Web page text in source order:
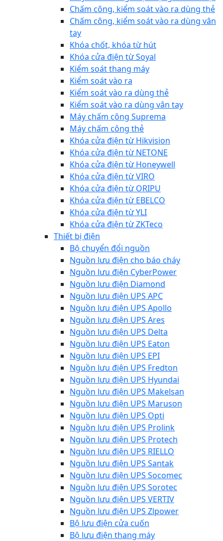
Chấm công, kiểm soát vào ra dùng thẻ
Chấm công, kiểm soát vào ra dùng vân
tay
Khóa chốt, khóa từ hút
Khóa cửa điện từ Soyal
Kiểm soát thang máy
Kiểm soát vào ra
Kiểm soát vào ra dùng thẻ
Kiểm soát vào ra dùng vân tay
Máy chấm công Suprema
Máy chấm công thẻ
Khóa cửa điện từ Hikvision
Khóa cửa điện từ NETONE
Khóa cửa điện từ Honeywell
Khóa cửa điện từ VIRO
Khóa cửa điện từ ORIPU
Khóa cửa điện từ EBELCO
Khóa cửa điện từ YLI
Khóa cửa điện từ ZKTeco
Thiết bị điện
Bộ chuyển đổi nguồn
Nguồn lưu điện cho báo cháy
Nguồn lưu điện CyberPower
Nguồn lưu điện Diamond
Nguồn lưu điện UPS APC
Nguồn lưu điện UPS Apollo
Nguồn lưu điện UPS Ares
Nguồn lưu điện UPS Delta
Nguồn lưu điện UPS Eaton
Nguồn lưu điện UPS EPI
Nguồn lưu điện UPS Fredton
Nguồn lưu điện UPS Hyundai
Nguồn lưu điện UPS Makelsan
Nguồn lưu điện UPS Maruson
Nguồn lưu điện UPS Opti
Nguồn lưu điện UPS Prolink
Nguồn lưu điện UPS Protech
Nguồn lưu điện UPS RIELLO
Nguồn lưu điện UPS Santak
Nguồn lưu điện UPS Socomec
Nguồn lưu điện UPS Sorotec
Nguồn lưu điện UPS VERTIV
Nguồn lưu điện UPS Zlpower
Bộ lưu điện cửa cuốn
Bộ lưu điện thang máy